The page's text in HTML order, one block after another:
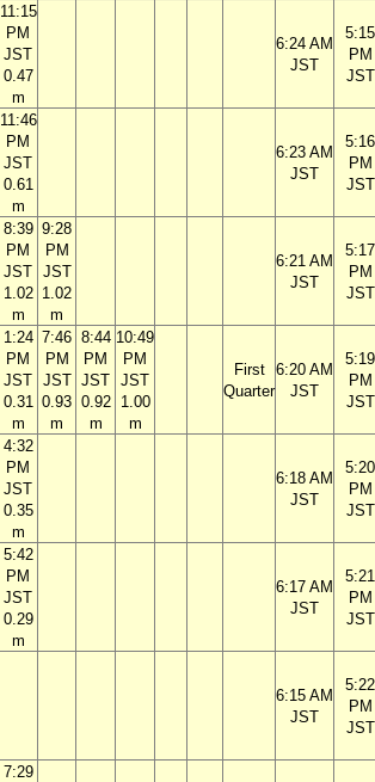
11:15
PM
JST
0.47
m
6:24 AM
JST
5:15
PM
JST
11:46
PM
JST
0.61
m
6:23 AM
JST
5:16
PM
JST
8:39
PM
JST
1.02
m
9:28
PM
JST
1.02
m
6:21 AM
JST
5:17
PM
JST
1:24
PM
JST
0.31
m
7:46
PM
JST
0.93
m
8:44
PM
JST
0.92
m
10:49
PM
JST
1.00
m
First
Quarter
6:20 AM
JST
5:19
PM
JST
4:32
PM
JST
0.35
m
6:18 AM
JST
5:20
PM
JST
5:42
PM
JST
0.29
m
6:17 AM
JST
5:21
PM
JST
6:15 AM
JST
5:22
PM
JST
7:29